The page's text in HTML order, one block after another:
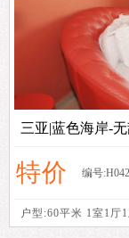
三亚|蓝色海岸-
特价 编号
户型:60平米 1室1厅